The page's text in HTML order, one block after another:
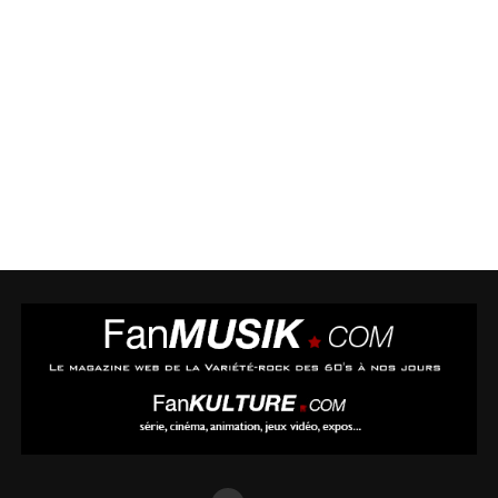
Toutes les caractéristiques sur le site du fabricant